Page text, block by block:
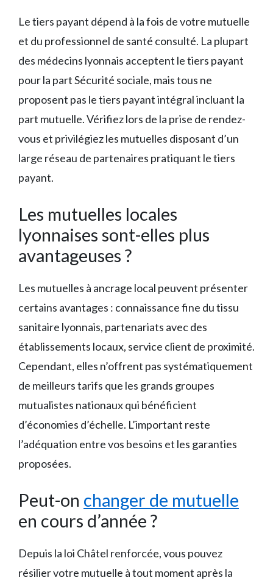
Le tiers payant dépend à la fois de votre mutuelle
et du professionnel de santé consulté. La plupart
des médecins lyonnais acceptent le tiers payant
pour la part Sécurité sociale, mais tous ne
proposent pas le tiers payant intégral incluant la
part mutuelle. Vérifiez lors de la prise de rendez-
vous et privilégiez les mutuelles disposant d’un
large réseau de partenaires pratiquant le tiers
payant.
Les mutuelles locales
lyonnaises sont-elles plus
avantageuses ?
Les mutuelles à ancrage local peuvent présenter
certains avantages : connaissance fine du tissu
sanitaire lyonnais, partenariats avec des
établissements locaux, service client de proximité.
Cependant, elles n’offrent pas systématiquement
de meilleurs tarifs que les grands groupes
mutualistes nationaux qui bénéficient
d’économies d’échelle. L’important reste
l’adéquation entre vos besoins et les garanties
proposées.
Peut-on changer de mutuelle
en cours d’année ?
Depuis la loi Châtel renforcée, vous pouvez
résilier votre mutuelle à tout moment après la